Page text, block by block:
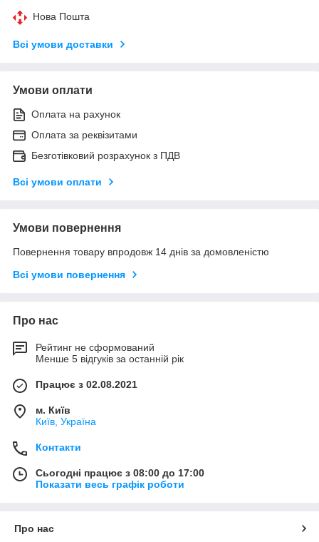
Нова Пошта
Всі умови доставки
Умови оплати
Оплата на рахунок
Оплата за реквізитами
Безготівковий розрахунок з ПДВ
Всі умови оплати
Умови повернення
Повернення товару впродовж 14 днів за домовленістю
Всі умови повернення
Про нас
Рейтинг не сформований
Менше 5 відгуків за останній рік
Працює з 02.08.2021
м. Київ
Київ, Україна
Контакти
Сьогодні працює з 08:00 до 17:00
Показати весь графік роботи
Про нас